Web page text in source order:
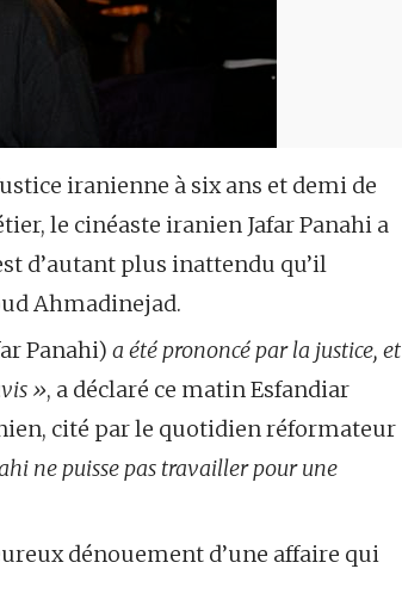
iranienne à six ans et demi de
le cinéaste iranien Jafar Panahi a
d’autant plus inattendu qu’il
Ahmadinejad.
Panahi) a été prononcé par la justice, et
», a déclaré ce matin Esfandiar
cité par le quotidien réformateur
ne puisse pas travailler pour une
dénouement d’une affaire qui